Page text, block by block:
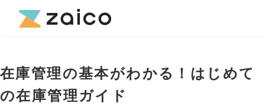
在庫管理の基本がわかる！はじめて
の在庫管理ガイド